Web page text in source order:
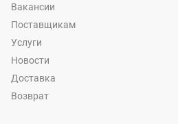
Вакансии
Поставщикам
Услуги
Новости
Доставка
Возврат